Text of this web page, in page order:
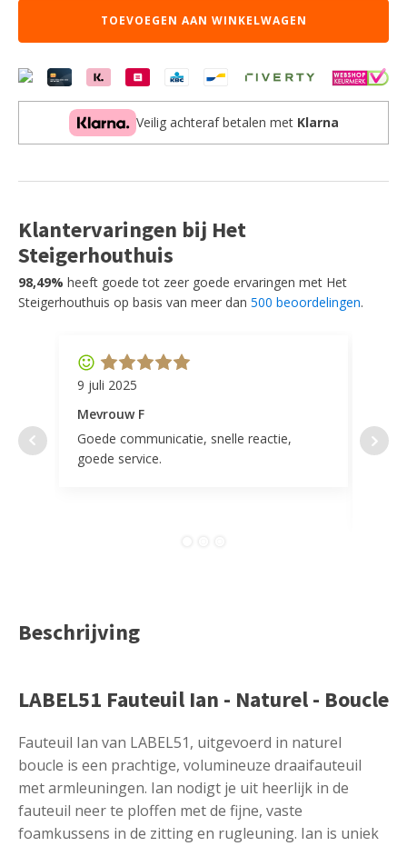
-
-
aantal
TOEVOEGEN AAN WINKELWAGEN
Veilig achteraf betalen met Klarna
Klantervaringen bij Het
Steigerhouthuis
98,49% heeft goede tot zeer goede ervaringen met Het
Steigerhouthuis op basis van meer dan 500 beoordelingen.
9 juli 2025
Mevrouw F
Goede communicatie, snelle reactie,
goede service.
door
Beschrijving
LABEL51 Fauteuil Ian - Naturel - Boucle
Fauteuil Ian van LABEL51, uitgevoerd in naturel
boucle is een prachtige, volumineuze draaifauteuil
met armleuningen. Ian nodigt je uit heerlijk in de
fauteuil neer te ploffen met de fijne, vaste
foamkussens in de zitting en rugleuning. Ian is uniek